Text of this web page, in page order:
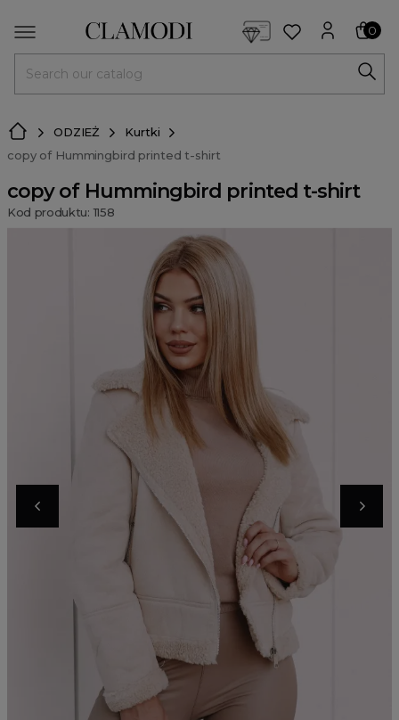
0
ODZIEŻ
Kurtki
copy of Hummingbird printed t-shirt
copy of Hummingbird printed t-shirt
Kod produktu: 1158